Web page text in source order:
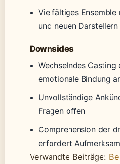
Vielfältiges Ensemble
und neuen Darstellern
Downsides
Wechselndes Casting
emotionale Bindung
Unvollständige
Fragen offen
Comprehension der
erfordert
Verwandte Beiträge: